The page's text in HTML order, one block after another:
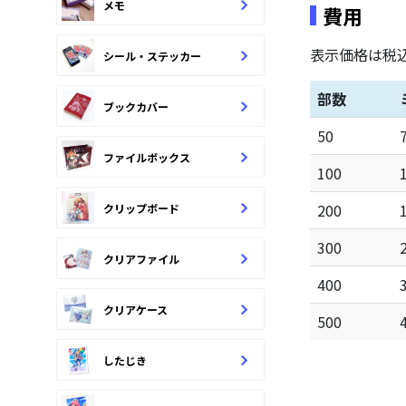
メモ
シール・ステッカー
ブックカバー
ファイルボックス
クリップボード
クリアファイル
クリアケース
したじき
費用
表示価格は税
部数
50
100
200
300
400
500